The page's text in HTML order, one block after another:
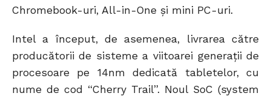
Chromebook-uri, All-in-One și mini PC-uri.
Intel a început, de asemenea, livrarea către
producătorii de sisteme a viitoarei generații de
procesoare pe 14nm dedicată tabletelor, cu
nume de cod “Cherry Trail”. Noul SoC (system